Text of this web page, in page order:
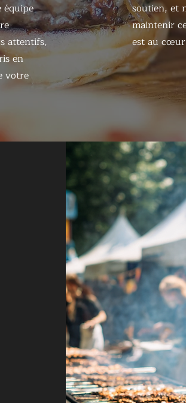
équipe
attentifs,
en
votre
soutien, et
maintenir
est au cœur